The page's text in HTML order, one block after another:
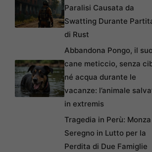
Paralisi Causata da
Swatting Durante
di Rust
Abbandona Pongo, il suo
cane meticcio, senza
né acqua durante le
vacanze: l’animale
in extremis
Tragedia in Perù: Monza
Seregno in Lutto per la
Perdita di Due Famiglie